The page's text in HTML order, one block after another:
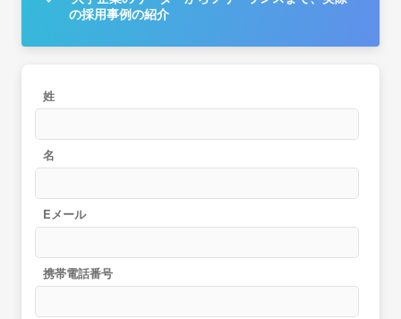
の採用事例の紹介
姓
名
Eメール
携帯電話番号